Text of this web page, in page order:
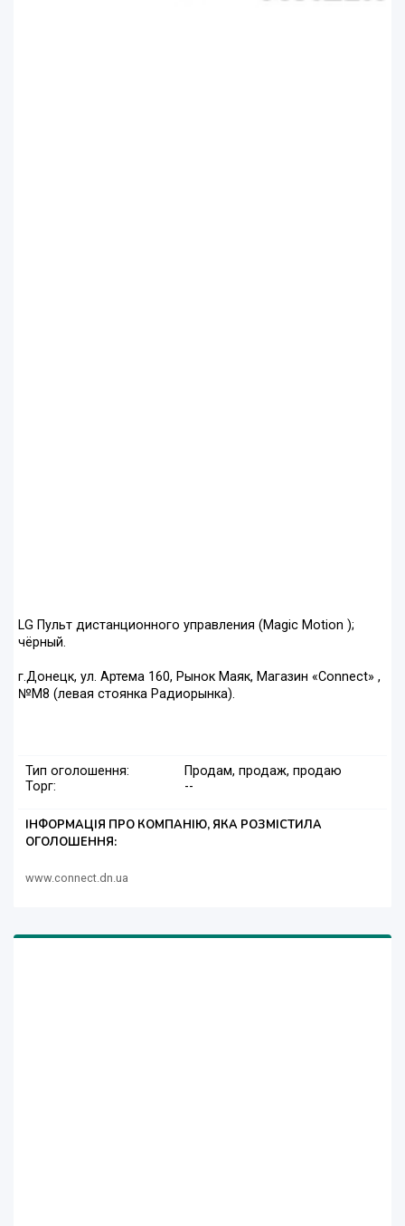
LG Пульт дистанционного управления (Magic Motion );
чёрный.
г.Донецк, ул. Артема 160, Рынок Маяк, Магазин «Connect» ,
№М8 (левая стоянка Радиорынка).
Тип оголошення:
Продам, продаж, продаю
Торг:
--
ІНФОРМАЦІЯ ПРО КОМПАНІЮ, ЯКА РОЗМІСТИЛА
ОГОЛОШЕННЯ:
www.connect.dn.ua